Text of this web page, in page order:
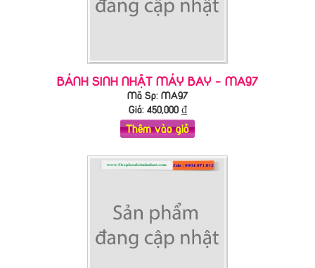
BÁNH SINH NHẬT MÁY BAY - MA97
Mã Sp: MA97
Giá: 450,000₫
Thêm vào giỏ